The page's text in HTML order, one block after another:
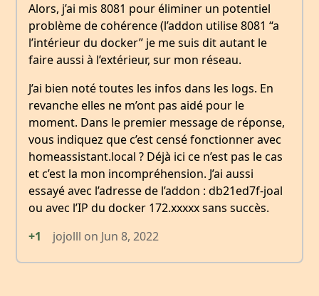
Alors, j’ai mis 8081 pour éliminer un potentiel
problème de cohérence (l’addon utilise 8081 “a
l’intérieur du docker” je me suis dit autant le
faire aussi à l’extérieur, sur mon réseau.
J’ai bien noté toutes les infos dans les logs. En
revanche elles ne m’ont pas aidé pour le
moment. Dans le premier message de réponse,
vous indiquez que c’est censé fonctionner avec
homeassistant.local ? Déjà ici ce n’est pas le cas
et c’est la mon incompréhension. J’ai aussi
essayé avec l’adresse de l’addon : db21ed7f-joal
ou avec l’IP du docker 172.xxxxx sans succès.
+1
jojolll on Jun 8, 2022